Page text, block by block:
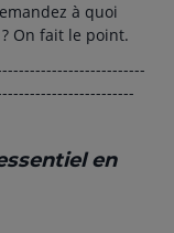
à quoi
On fait le point.
en